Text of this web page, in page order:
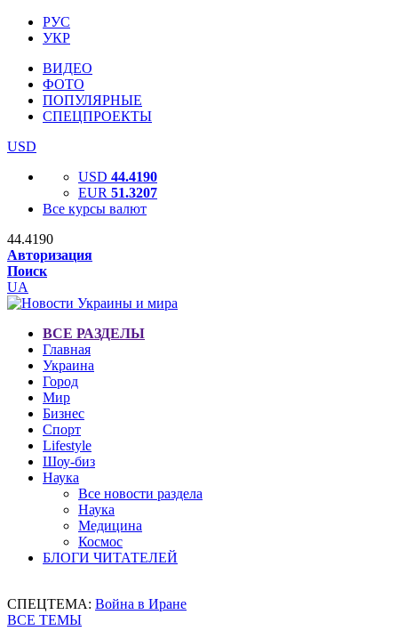
РУС
УКР
ВИДЕО
ФОТО
ПОПУЛЯРНЫЕ
СПЕЦПРОЕКТЫ
USD
USD 44.4190
EUR 51.3207
Все курсы валют
44.4190
Авторизация
Поиск
UA
ВСЕ РАЗДЕЛЫ
Главная
Украина
Город
Мир
Бизнес
Спорт
Lifestyle
Шоу-биз
Наука
Все новости раздела
Наука
Медицина
Космос
БЛОГИ ЧИТАТЕЛЕЙ
СПЕЦТЕМА: Война в Иране
ВСЕ ТЕМЫ